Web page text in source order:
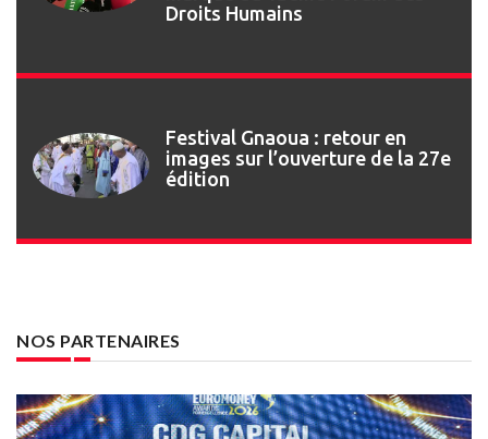
Droits Humains
Festival Gnaoua : retour en
images sur l’ouverture de la 27e
édition
NOS PARTENAIRES